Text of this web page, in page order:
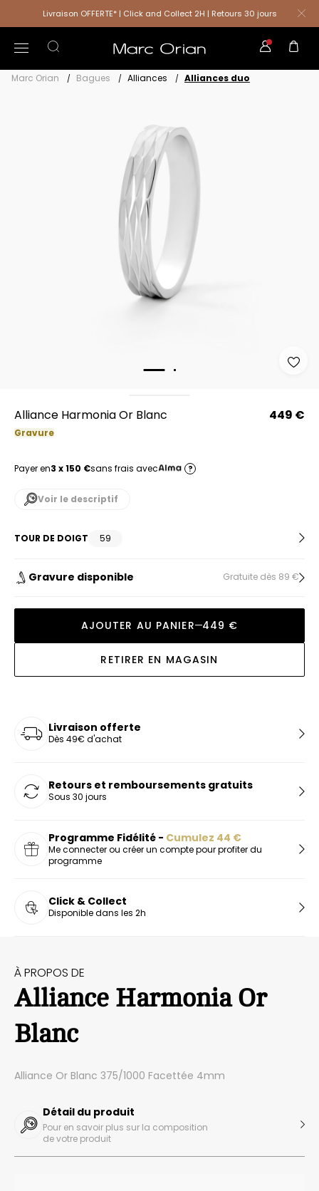
Livraison OFFERTE* | Click and Collect 2H | Retours 30 jours
Marc Orian Bagues Alliances Alliances duo
Alliance Harmonia Or Blanc 449 €
Gravure
Payer en3 x 150 €sans frais avec ?
Voir le descriptif
TOUR DE DOIGT 59
Gravure disponible Gratuite dès 89 €
AJOUTER AU PANIER 449 €
RETIRER EN MAGASIN
Livraison offerte
Dès 49€ d'achat
Retours et remboursements gratuits
Sous 30 jours
Programme Fidélité - Cumulez 44 €
Me connecter ou créer un compte pour profiter du
programme
Click & Collect
Disponible dans les 2h
À PROPOS DE
Alliance Harmonia Or
Blanc
Alliance Or Blanc 375/1000 Facettée 4mm
Détail du produit
Pour en savoir plus sur la composition
de votre produit